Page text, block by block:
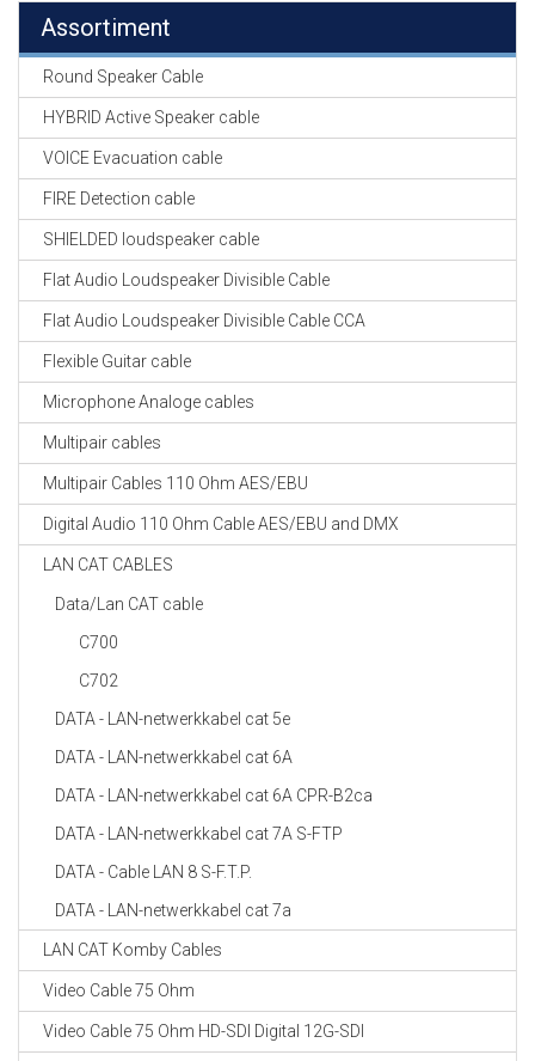
Assortiment
Round Speaker Cable
HYBRID Active Speaker cable
VOICE Evacuation cable
FIRE Detection cable
SHIELDED loudspeaker cable
Flat Audio Loudspeaker Divisible Cable
Flat Audio Loudspeaker Divisible Cable CCA
Flexible Guitar cable
Microphone Analoge cables
Multipair cables
Multipair Cables 110 Ohm AES/EBU
Digital Audio 110 Ohm Cable AES/EBU and DMX
LAN CAT CABLES
Data/Lan CAT cable
C700
C702
DATA - LAN-netwerkkabel cat 5e
DATA - LAN-netwerkkabel cat 6A
DATA - LAN-netwerkkabel cat 6A CPR-B2ca
DATA - LAN-netwerkkabel cat 7A S-FTP
DATA - Cable LAN 8 S-F.T.P.
DATA - LAN-netwerkkabel cat 7a
LAN CAT Komby Cables
Video Cable 75 Ohm
Video Cable 75 Ohm HD-SDI Digital 12G-SDI